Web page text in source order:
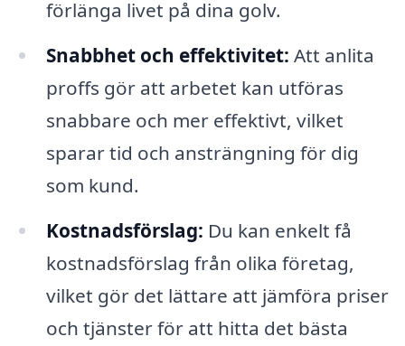
förlänga livet på dina golv.
Snabbhet och effektivitet: Att anlita
proffs gör att arbetet kan utföras
snabbare och mer effektivt, vilket
sparar tid och ansträngning för dig
som kund.
Kostnadsförslag: Du kan enkelt få
kostnadsförslag från olika företag,
vilket gör det lättare att jämföra priser
och tjänster för att hitta det bästa